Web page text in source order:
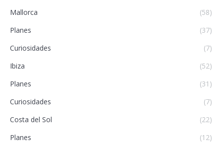
Mallorca
(58)
Planes
(37)
Curiosidades
(7)
Ibiza
(52)
Planes
(31)
Curiosidades
(7)
Costa del Sol
(22)
Planes
(12)